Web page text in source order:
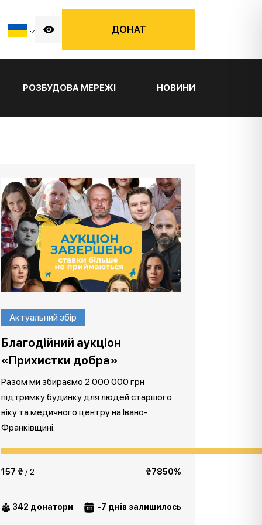
ДОНАТ
РОЗБУДОВА МЕРЕЖІ НОВИНИ
Актуальний збір
Благодійний аукціон
«Прихистки добра»
Разом ми збираємо 2 000 000 грн
підтримку будинку для людей старшого
віку та медичного центру на Івано-
Франківщині.
157 ₴ / 2 ₴7850%
342 донатори -7 днів залишилось